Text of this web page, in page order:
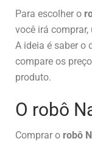
Para escolher o
você irá
A ideia é saber o
compare os
produto.
O robô
Comprar o robô